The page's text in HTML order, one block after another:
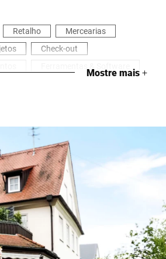
Retalho
Mercearias
Check-out
Mostre mais+